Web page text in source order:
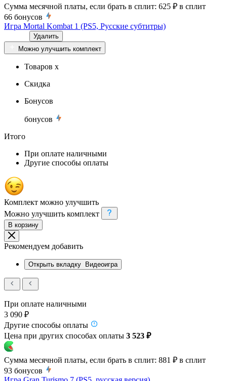
Сумма месячной платы, если брать в сплит: 625 ₽ в сплит
66 бонусов
Игра Mortal Kombat 1 (PS5, Русские субтитры)
Удалить
Можно улучшить комплект
Товаров x
Скидка
Бонусов
бонусов
Итого
При оплате наличными
Другие способы оплаты
Комплект можно улучшить
Можно улучшить комплект
В корзину
Рекомендуем добавить
Открыть вкладку Видеоигра
При оплате наличными
3 090 ₽
Другие способы оплаты
Цена при других способах оплаты 3 523 ₽
Сумма месячной платы, если брать в сплит: 881 ₽ в сплит
93 бонусов